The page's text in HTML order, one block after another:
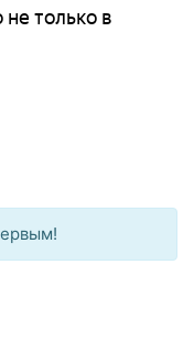
только в